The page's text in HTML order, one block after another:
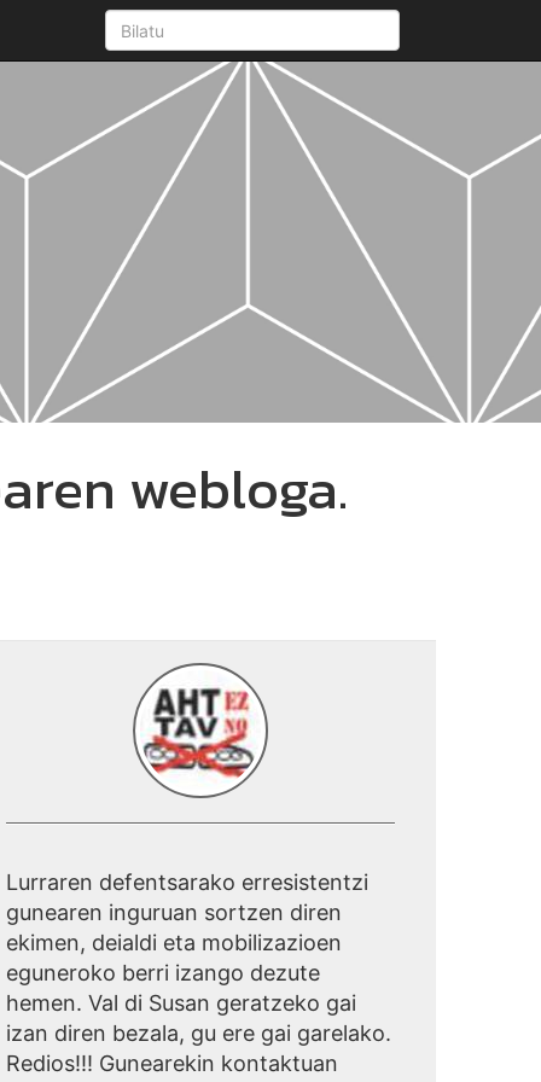
webloga.
Lurraren defentsarako erresistentzi
gunearen inguruan sortzen diren
ekimen, deialdi eta mobilizazioen
eguneroko berri izango dezute
hemen. Val di Susan geratzeko gai
izan diren bezala, gu ere gai garelako.
Redios!!! Gunearekin kontaktuan